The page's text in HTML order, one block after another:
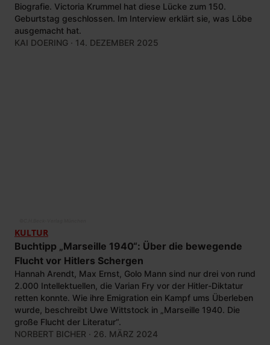
Biografie. Victoria Krummel hat diese Lücke zum 150.
Geburtstag geschlossen. Im Interview erklärt sie, was Löbe
ausgemacht hat.
KAI DOERING · 14. DEZEMBER 2025
KULTUR
Buchtipp „Marseille 1940“: Über die bewegende
Flucht vor Hitlers Schergen
Hannah Arendt, Max Ernst, Golo Mann sind nur drei von rund
2.000 Intellektuellen, die Varian Fry vor der Hitler-Diktatur
retten konnte. Wie ihre Emigration ein Kampf ums Überleben
wurde, beschreibt Uwe Wittstock in „Marseille 1940. Die
große Flucht der Literatur“.
NORBERT BICHER · 26. MÄRZ 2024